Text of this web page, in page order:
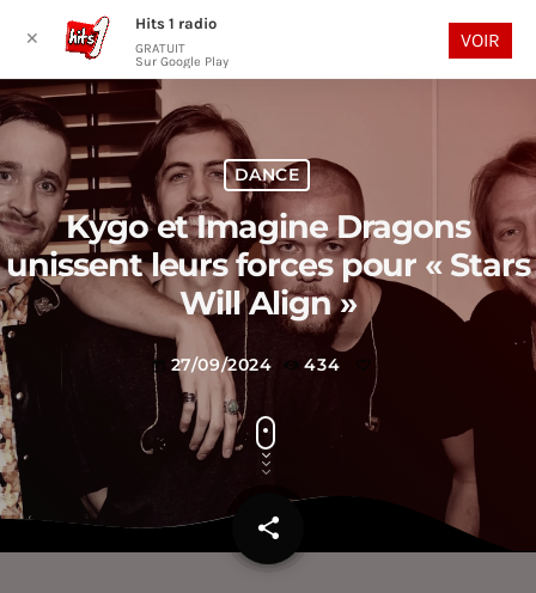
play_arrow
DANCE
Kygo et Imagine Dragons
unissent leurs forces pour « Stars
Will Align »
today 27/09/2024 434
share
email
✕
Hits 1 radio
GRATUIT
Sur Google Play
VOIR